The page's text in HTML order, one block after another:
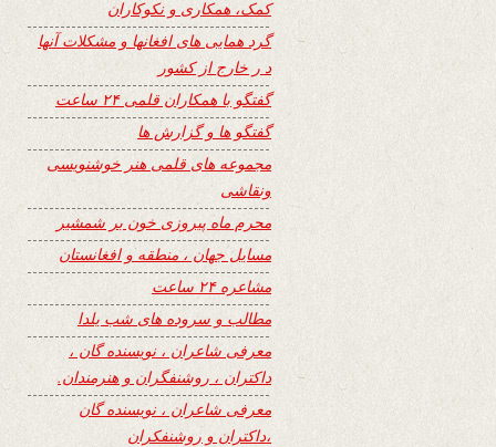
کمک، همکاری و نکوکاران
گرد همایی های افغانها و مشکلات آنها
د ر خارج از کشور
گفتگو با همکاران قلمی ۲۴ ساعت
گفتگو ها و گزارش ها
مجموعه های قلمی هنر خوشنویسی
ونقاشی
محرم ماه پیروزی خون بر شمشیر
مسایل جهان ، منطقه و افغانستان
مشاعره ۲۴ ساعت
مطالب و سروده های شب یلدا
معرفی شاعران ، نویسنده گان ،
داکتران ، روشنفگران و هنرمندان.
معرفی شاعران ، نویسنده گان
،داکتران و روشنفکران